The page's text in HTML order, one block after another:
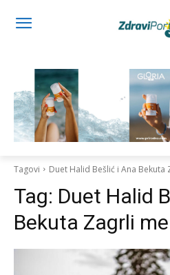
Tagovi Duet Halid Bešlić i Ana Bekuta
Tag: Duet Halid
Bekuta Zagrli me